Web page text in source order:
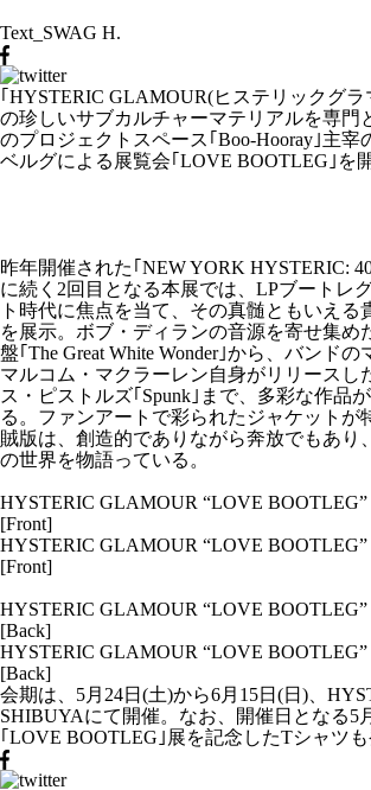
Text_SWAG H.
｢HYSTERIC GLAMOUR(ヒステリックグラ
の珍しいサブカルチャーマテリアルを専門
のプロジェクトスペース｢Boo-Hooray｣主宰
ベルグによる展覧会｢LOVE BOOTLEG｣を
昨年開催された｢NEW YORK HYSTERIC: 40
に続く2回目となる本展では、LPブートレ
ト時代に焦点を当て、その真髄ともいえる
を展示。ボブ・ディランの音源を寄せ集め
盤｢The Great White Wonder｣から、バンド
マルコム・マクラーレン自身がリリースし
ス・ピストルズ｢Spunk｣まで、多彩な作品
る。ファンアートで彩られたジャケットが
賊版は、創造的でありながら奔放でもあり
の世界を物語っている。
HYSTERIC GLAMOUR “LOVE BOOTLEG”
[Front]
HYSTERIC GLAMOUR “LOVE BOOTLEG”
[Front]
HYSTERIC GLAMOUR “LOVE BOOTLEG”
[Back]
HYSTERIC GLAMOUR “LOVE BOOTLEG”
[Back]
会期は、5月24日(土)から6月15日(日)、
SHIBUYAにて開催。なお、開催日となる5
｢LOVE BOOTLEG｣展を記念したTシャツも